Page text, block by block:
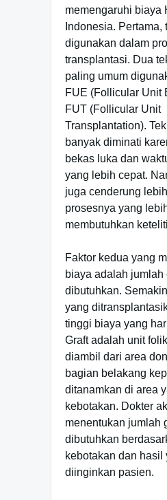
memengaruhi biaya
Indonesia. Pertama,
digunakan dalam
transplantasi. Dua
paling umum
FUE (Follicular Unit
FUT (Follicular Unit
Transplantation).
banyak diminati
bekas luka dan
yang lebih cepat.
juga cenderung
prosesnya yang
membutuhkan
Faktor kedua yang
biaya adalah jumlah
dibutuhkan.
yang
tinggi biaya yang
Graft adalah unit
diambil dari area
bagian belakang
ditanamkan di area
kebotakan. Dokter
menentukan jumlah
dibutuhkan
kebotakan dan hasil
diinginkan pasien.